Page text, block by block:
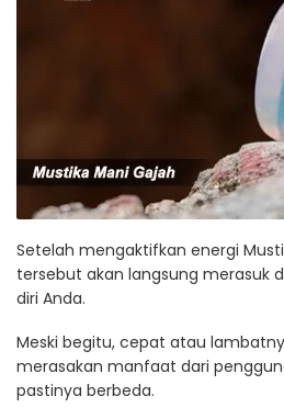
Setelah mengaktifkan energi
tersebut akan langsung merasuk
diri Anda.
Meski begitu, cepat atau
merasakan manfaat dari
pastinya berbeda.